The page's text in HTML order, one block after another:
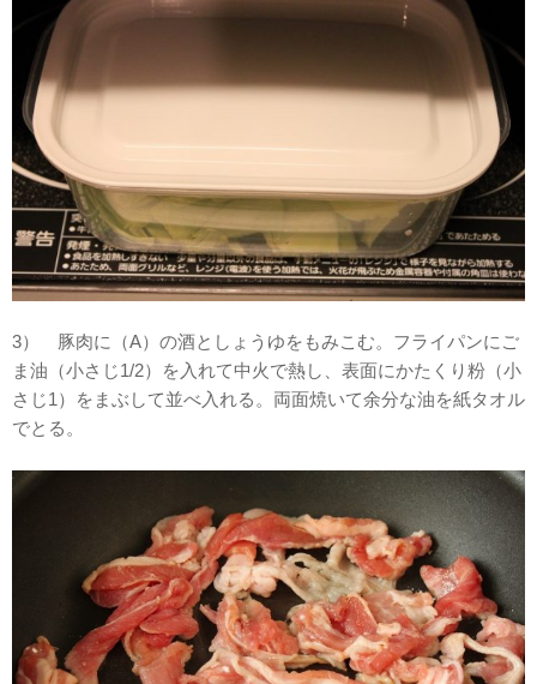
3） 豚肉に（A）の酒としょうゆをもみこむ。フライパンにご
ま油（小さじ1/2）を入れて中火で熱し、表面にかたくり粉（小
さじ1）をまぶして並べ入れる。両面焼いて余分な油を紙タオル
でとる。